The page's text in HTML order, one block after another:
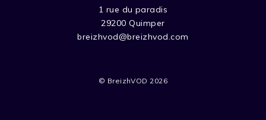
1 rue du paradis
29200 Quimper
breizhvod@breizhvod.com
© BreizhVOD 2026